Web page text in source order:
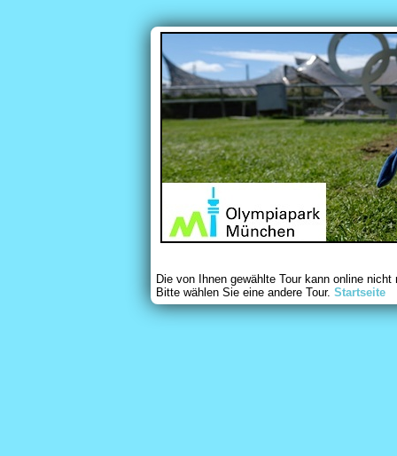
Die von Ihnen gewählte Tour kann online nicht
Bitte wählen Sie eine andere Tour. Startseite